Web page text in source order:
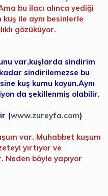
bu ilacı alınca yediği
kuş ile aynı besinlerle
gözüküyor.
var,kuşlarda sindirim
sindirilemezse bu
kuş kumu koyun.Aynı
da şekillenmiş olabilir.
(www.zureyfa.com)
var. Muhabbet kuşum
yırtıyor ve
Neden böyle yapıyor